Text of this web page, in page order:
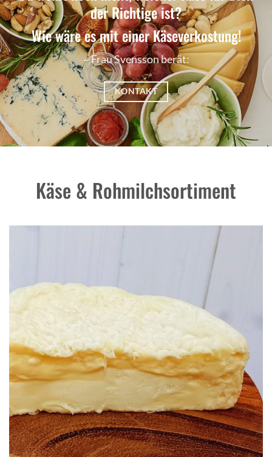
der Richtige ist?
Wie wäre es mit einer Käseverkostung!
~ Frau Svensson berät:
KONTAKT
Käse & Rohmilchsortiment